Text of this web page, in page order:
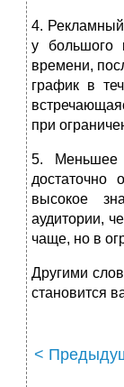
4.
у большого
времени,
график в
при
5. Меньшее
достаточно
высокое
аудитории,
чаще, но в
Другими
становится
<